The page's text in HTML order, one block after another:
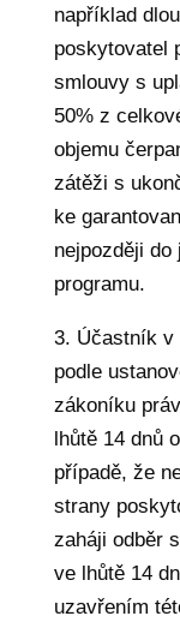
například
poskytovatel
smlouvy s
50% z
objemu
zátěži s
ke
nejpozději do
programu.
3. Účastník v
podle
zákoníku
lhůtě 14 dnů
případě, že
strany
zaháji odběr
ve lhůtě 14
uzavřením